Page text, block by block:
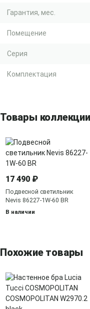
Гарантия, мес.
Помещение
Серия
Комплектация
Товары
17 490 ₽
Подвесной светильник
Nevis 86227-1W-60 BR
В наличии
Похожие товары